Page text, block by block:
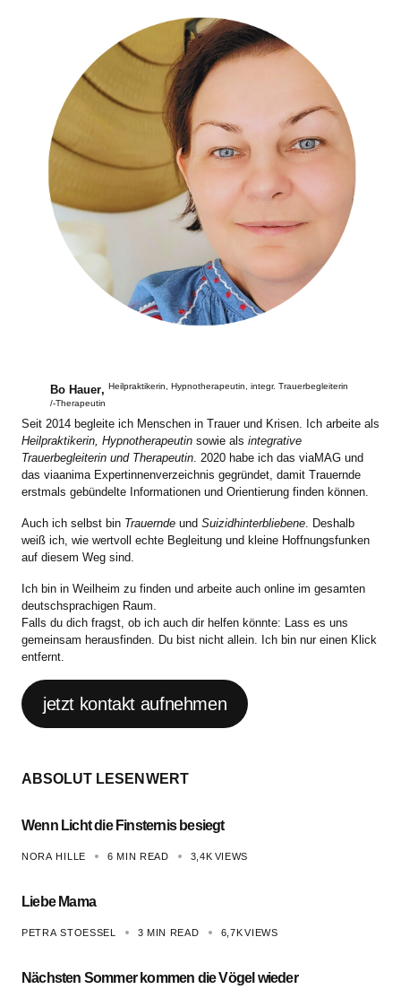
Bo Hauer, Heilpraktikerin, Hypnotherapeutin, integr. Trauerbegleiterin
/-Therapeutin
Seit 2014 begleite ich Menschen in Trauer und Krisen. Ich arbeite als
Heilpraktikerin, Hypnotherapeutin sowie als integrative
Trauerbegleiterin und Therapeutin. 2020 habe ich das viaMAG und
das viaanima Expertinnenverzeichnis gegründet, damit Trauernde
erstmals gebündelte Informationen und Orientierung finden können.
Auch ich selbst bin Trauernde und Suizidhinterbliebene. Deshalb
weiß ich, wie wertvoll echte Begleitung und kleine Hoffnungsfunken
auf diesem Weg sind.
Ich bin in Weilheim zu finden und arbeite auch online im gesamten
deutschsprachigen Raum.
Falls du dich fragst, ob ich auch dir helfen könnte: Lass es uns
gemeinsam herausfinden. Du bist nicht allein. Ich bin nur einen Klick
entfernt.
jetzt kontakt aufnehmen
ABSOLUT LESENWERT
Wenn Licht die Finsternis besiegt
NORA HILLE 6 MIN READ 3,4K VIEWS
Liebe Mama
PETRA STOESSEL 3 MIN READ 6,7KVIEWS
Nächsten Sommer kommen die Vögel wieder